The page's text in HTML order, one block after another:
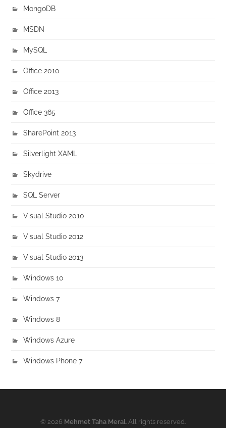
MongoDB
MSDN
MySQL
Office 2010
Office 2013
Office 365
SharePoint 2013
Silverlight XAML
Skydrive
SQL Server
Visual Studio 2010
Visual Studio 2012
Visual Studio 2013
Windows 10
Windows 7
Windows 8
Windows Azure
Windows Phone 7
© 2026 Mehmet Taha Meral . All rights reserved.